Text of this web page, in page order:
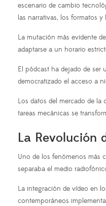
escenario de cambio
las narrativas, los formatos
La mutación más evidente
adaptarse a un horario
El pódcast ha dejado de ser
democratizado el acceso a
Los datos del mercado de
tareas mecánicas se
La Revolución
Uno de los fenómenos más
separaba el medio
La integración de vídeo en
contemporáneos